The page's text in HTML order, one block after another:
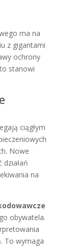
ma na
z gigantami
ochrony
stanowi
ciągłym
Nowe
działań
na
obywatela.
To wymaga